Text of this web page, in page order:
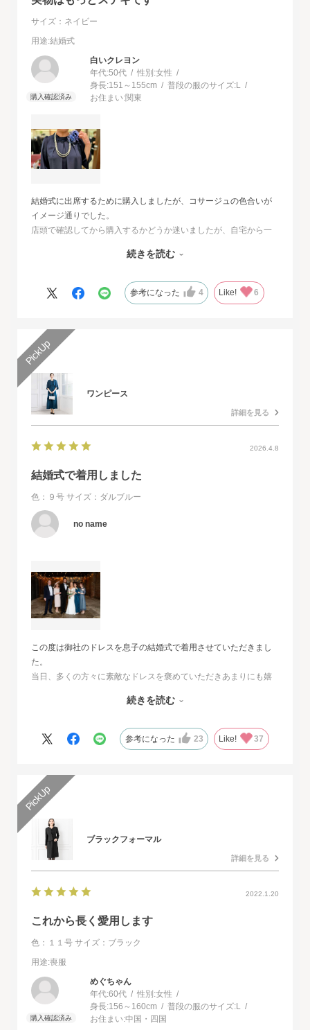
サイズ：ネイビー
用途:結婚式
白いクレヨン
年代:50代 性別:女性
身長:151～155cm 普段の服のサイズ:L
お住まい:関東
結婚式に出席するために購入しましたが、コサージュの色合いが
イメージ通りでした。
店頭で確認してから購入するかどうか迷いましたが、自宅から一
オンラインショップは写真数が多くじっくりと検討することがで
また、購入するとすぐに届くのでとても便利だと思いました。
続きを読む
参考になった 4 Like! 6
ワンピース
詳細を見る
2026.4.8
結婚式で着用しました
色：９号 サイズ：ダルブルー
no name
この度は御社のドレスを息子の結婚式で着用させていただきまし
た。
当日、多くの方々に素敵なドレスを褒めていただきあまりにも嬉
その旨をお伝えさせていただきたいと思いました。とても素敵な
人生最高の幸せな日に華を添えていただき、心より感謝申し上げ
続きを読む
参考になった 23 Like! 37
ブラックフォーマル
詳細を見る
2022.1.20
これから長く愛用します
色：１１号 サイズ：ブラック
用途:喪服
めぐちゃん
年代:60代 性別:女性
身長:156～160cm 普段の服のサイズ:L
お住まい:中国・四国